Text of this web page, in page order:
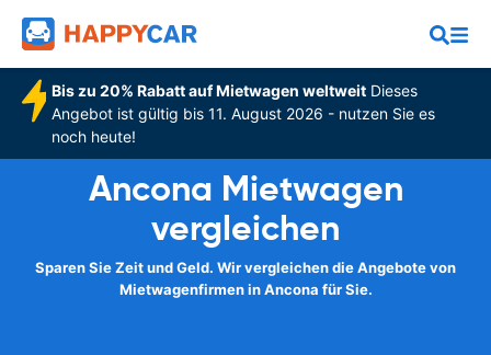
Bis zu 20% Rabatt auf Mietwagen weltweitDieses
Angebot ist gültig bis 11. August 2026 - nutzen Sie es
noch heute!
Ancona Mietwagen
vergleichen
Sparen Sie Zeit und Geld. Wir vergleichen die Angebote von
Mietwagenfirmen in Ancona für Sie.